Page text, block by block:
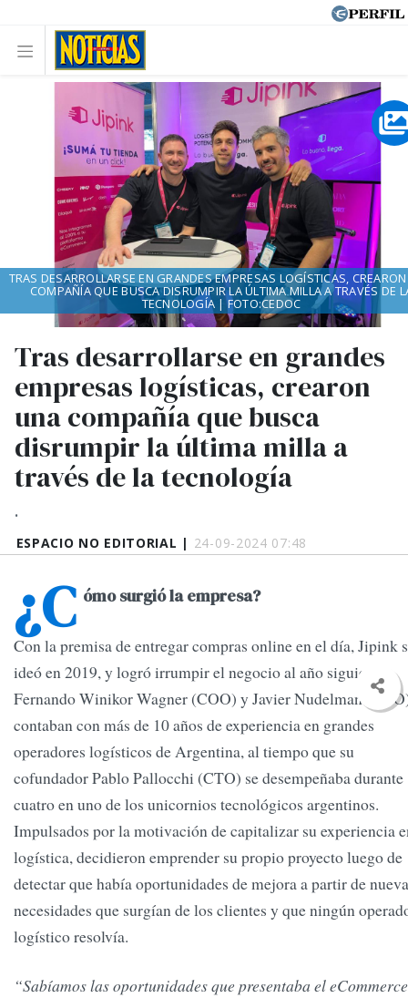
ESPACIO NO EDITORIAL | 24-09-2024 07:48
Tras desarrollarse en grandes
empresas logísticas, crearon
una compañía que busca
disrumpir la última milla a
través de la tecnología
.
TRAS DESARROLLARSE EN GRANDES EMPRESAS LOGÍSTICAS,
COMPAÑÍA QUE BUSCA DISRUMPIR LA ÚLTIMA MILLA A TRAVÉS DE
TECNOLOGÍA | FOTO:CEDOC
¿C ómo surgió la empresa?
Con la premisa de entregar compras online en el día, Jipink
ideó en 2019, y logró irrumpir el negocio al año siguiente
Fernando Winikor Wagner (COO) y Javier Nudelman
contaban con más de 10 años de experiencia en grandes
operadores logísticos de Argentina, al tiempo que su
cofundador Pablo Pallocchi (CTO) se desempeñaba durante
cuatro en uno de los unicornios tecnológicos argentinos.
Impulsados por la motivación de capitalizar su experiencia
logística, decidieron emprender su propio proyecto luego de
detectar que había oportunidades de mejora a partir de
necesidades que surgían de los clientes y que ningún
logístico resolvía.
“Sabíamos las oportunidades que presentaba el eCommerce